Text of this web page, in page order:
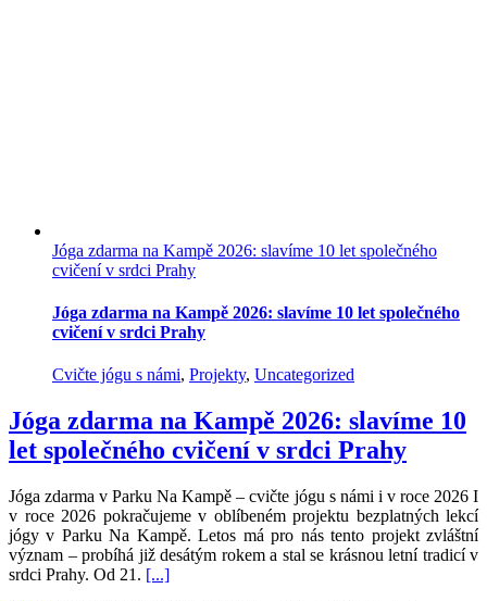
Jóga zdarma na Kampě 2026: slavíme 10 let společného
cvičení v srdci Prahy
Jóga zdarma na Kampě 2026: slavíme 10 let společného
cvičení v srdci Prahy
Cvičte jógu s námi, Projekty, Uncategorized
Jóga zdarma na Kampě 2026: slavíme 10
let společného cvičení v srdci Prahy
Jóga zdarma v Parku Na Kampě – cvičte jógu s námi i v roce 2026 I
v roce 2026 pokračujeme v oblíbeném projektu bezplatných lekcí
jógy v Parku Na Kampě. Letos má pro nás tento projekt zvláštní
význam – probíhá již desátým rokem a stal se krásnou letní tradicí v
srdci Prahy. Od 21. [...]